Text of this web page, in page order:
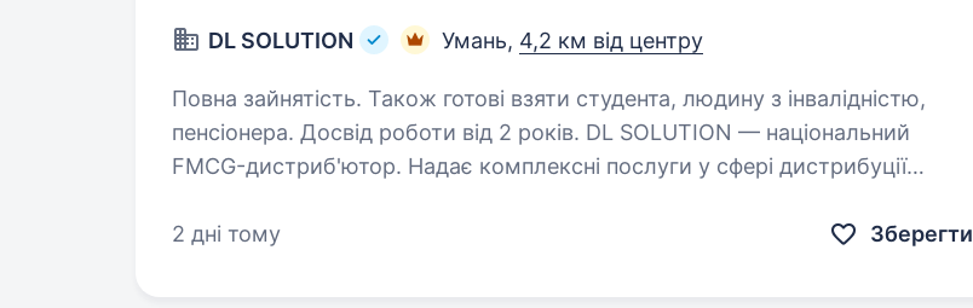
DL SOLUTION Умань, 4,2 км від центру
Повна зайнятість. Також готові взяти студента, людину з інвалідністю,
пенсіонера. Досвід роботи від 2 років. DL SOLUTION — національний
FMCG-дистриб'ютор. Надає комплексні послуги у сфері дистрибуції
Дистрибуторський портфель формують тютюнові вироби,…
2 дні тому Зберегти